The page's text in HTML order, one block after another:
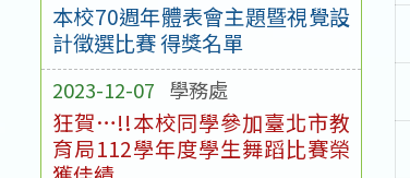
本校70週年體表會主題暨視覺設
計徵選比賽 得獎名單
2023-12-07 學務處
狂賀…!!本校同學參加臺北市教
育局112學年度學生舞蹈比賽榮